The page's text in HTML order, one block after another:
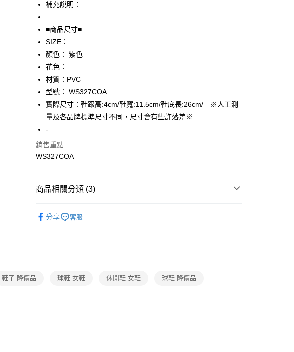
悠遊付
全盈+PAY
AFTEE先享後付
相關說明
【關於「AFTEE先享後付」】
AFTEE先享後付是「在收到商品之後才付款」的支付方式。 讓您購物簡單
便利好安心！
１．簡單：不需註冊會員、不需綁卡、不需儲值。
２．便利：只要手機號碼，簡訊認證，即可結帳。
【「AFTEE先享後付」結帳流程】
付」結帳頁面，進行簡訊認證並確認金額後，即可完成結帳。
２．訂單成立數日內，您將收到繳費通知簡訊。
絡購買商品的店家。未經商家同意取消之訂單仍視為有效，需透過AFTEE
是否繳費成功／繳費後需取消欲退款等相關疑問，請聯繫「AFTEE先享後
２．關於個人資料處理事宜，請瀏覽以下網址：
運送方式
全家取貨付款
免運費
免運費
免運費
補充說明：
■商品尺寸■
SIZE：
顏色： 紫色
花色：
材質：PVC
型號： WS327COA
實際尺寸：鞋跟高:4cm/鞋寬:11.5cm/鞋底長:26cm/ ※人工測
量及各品牌標準尺寸不同，尺寸會有些許落差※
-
銷售重點
WS327COA
商品相關分類 (3)
分享 客服
鞋子 降價品 球鞋 女鞋 休閒鞋 女鞋 球鞋 降價品